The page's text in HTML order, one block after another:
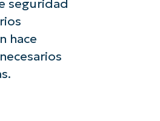
seguridad
hace